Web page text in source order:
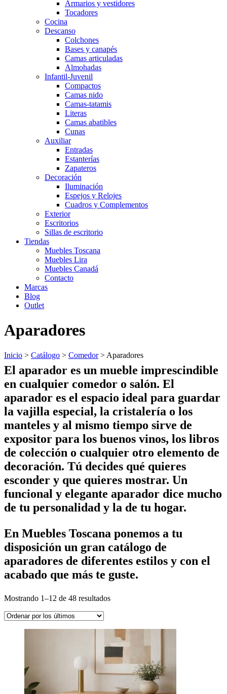
Armarios y vestidores
Tocadores
Cocina
Descanso
Colchones
Bases y canapés
Camas articuladas
Almohadas
Infantil-Juvenil
Compactos
Camas nido
Camas-tatamis
Literas
Camas abatibles
Cunas
Auxiliar
Entradas
Estanterías
Zapateros
Decoración
Iluminación
Espejos y Relojes
Cuadros y Complementos
Exterior
Escritorios
Sillas de escritorio
Tiendas
Muebles Toscana
Muebles Lira
Muebles Canadá
Contacto
Marcas
Blog
Outlet
Aparadores
Inicio > Catálogo > Comedor> Aparadores
El aparador es un mueble imprescindible
en cualquier comedor o salón. El
aparador es el espacio ideal para guardar
la vajilla especial, la cristalería o los
manteles y al mismo tiempo sirve de
expositor para los buenos vinos, los libros
de colección o cualquier otro elemento de
decoración. Tú decides qué quieres
esconder y que quieres mostrar. Un
funcional y elegante aparador dice mucho
de tu personalidad y la de tu hogar.
En Muebles Toscana ponemos a tu
disposición un gran catálogo de
aparadores de diferentes estilos y con el
acabado que más te guste.
Mostrando 1–12 de 48 resultadosOrdenado